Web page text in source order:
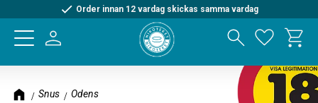
Meny
Order innan 12 vardag skickas samma vardag
Snus Odens